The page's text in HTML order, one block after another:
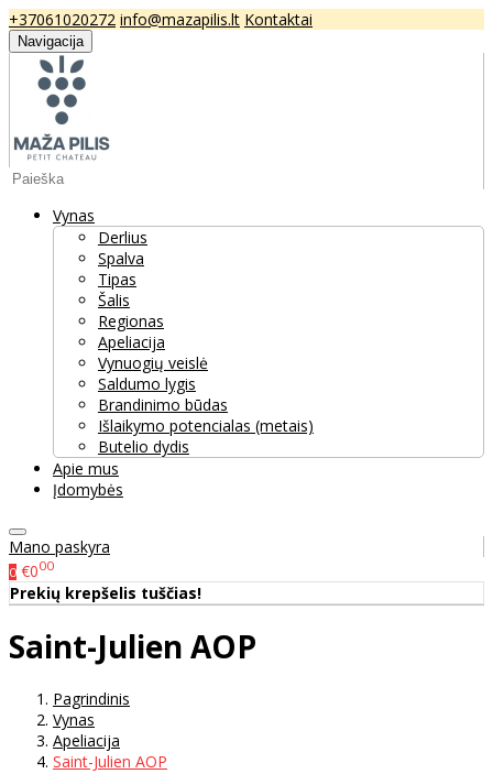
+37061020272 info@mazapilis.lt Kontaktai
Navigacija
Vynas
Derlius
Spalva
Tipas
Šalis
Regionas
Apeliacija
Vynuogių veislė
Saldumo lygis
Brandinimo būdas
Išlaikymo potencialas (metais)
Butelio dydis
Apie mus
Įdomybės
Mano paskyra
0 €000
Prekių krepšelis tuščias!
Saint-Julien AOP
Pagrindinis
Vynas
Apeliacija
Saint-Julien AOP